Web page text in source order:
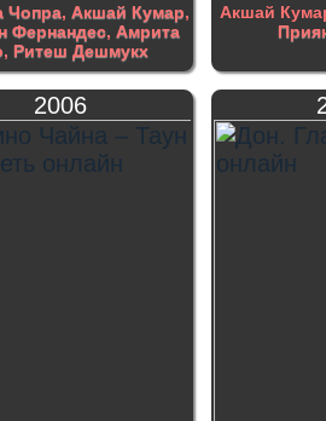
Чопра, Акшай Кумар,
Фернандес, Амрита
,Ритеш Дешмукх
Акшай
2006